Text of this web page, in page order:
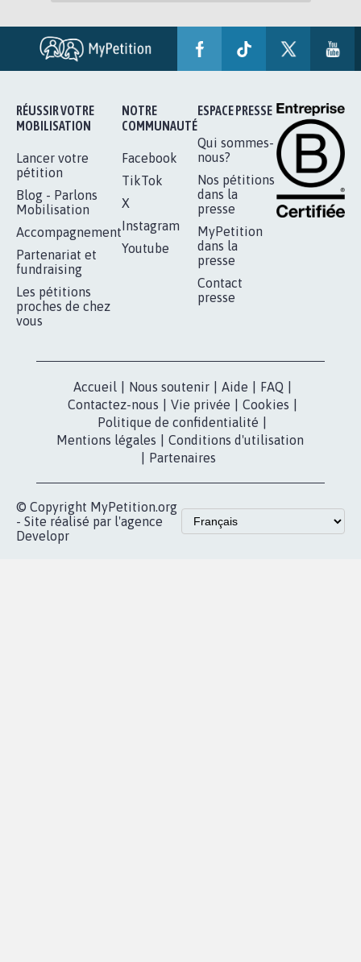
RÉUSSIR VOTRE
MOBILISATION
Lancer votre
pétition
Blog - Parlons
Mobilisation
Accompagnement
Partenariat et
fundraising
Les pétitions
proches de chez
vous
NOTRE
COMMUNAUTÉ
Facebook
TikTok
X
Instagram
Youtube
ESPACE PRESSE
Qui sommes-
nous?
Nos pétitions
dans la
presse
MyPetition
dans la
presse
Contact
presse
Accueil Nous soutenir Aide FAQ
Contactez-nous
Vie privée Cookies
Politique de confidentialité
Mentions légales
Conditions d'utilisation
Partenaires
© Copyright MyPetition.org
- Site réalisé par l'agence
Developr